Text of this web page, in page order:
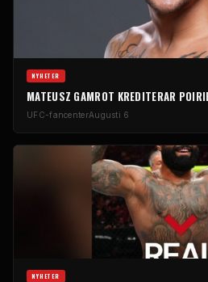
NYHETER
MATEUSZ GAMROT KREDITERAR
UFC-fancenterAugusti 6
NYHETER